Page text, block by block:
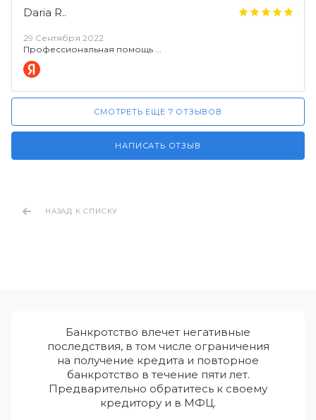
Daria R..
29 Сентября 2022
Профессиональная помощь
СМОТРЕТЬ ЕЩЕ 7 ОТЗЫВОВ
НАПИСАТЬ ОТЗЫВ
НАЗАД К СПИСКУ
Банкротство влечет негативные
последствия, в том числе ограничения
на получение кредита и повторное
банкротство в течение пяти лет.
Предварительно обратитесь к своему
кредитору и в МФЦ.